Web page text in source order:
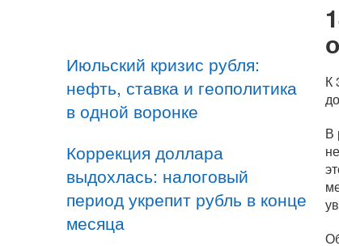
Июльский кризис рубля:
нефть, ставка и геополитика
в одной воронке
Коррекция доллара
выдохлась: налоговый
период укрепит рубль в конце
месяца
К
В